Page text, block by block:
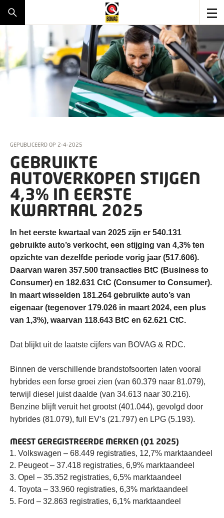
GEPUBLICEERD OP 2-4-2025
GEBRUIKTE
AUTOVERKOPEN STIJGEN
4,3% IN EERSTE
KWARTAAL 2025
In het eerste kwartaal van 2025 zijn er 540.131
gebruikte auto’s verkocht, een stijging van 4,3% ten
opzichte van dezelfde periode vorig jaar (517.606).
Daarvan waren 357.500 transacties BtC (Business to
Consumer) en 182.631 CtC (Consumer to Consumer).
In maart wisselden 181.264 gebruikte auto’s van
eigenaar (tegenover 179.026 in maart 2024, een plus
van 1,3%), waarvan 118.643 BtC en 62.621 CtC.
Dat blijkt uit de laatste cijfers van BOVAG & RDC.
Binnen de verschillende brandstofsoorten laten vooral
hybrides een forse groei zien (van 60.379 naar 81.079),
terwijl diesel juist daalde (van 34.613 naar 30.216).
Benzine blijft veruit het grootst (401.044), gevolgd door
hybrides (81.079), full EV’s (21.797) en LPG (5.193).
MEEST GEREGISTREERDE MERKEN (Q1 2025)
Volkswagen – 68.449 registraties, 12,7% marktaandeel
Peugeot – 37.418 registraties, 6,9% marktaandeel
Opel – 35.352 registraties, 6,5% marktaandeel
Toyota – 33.960 registraties, 6,3% marktaandeel
Ford – 32.863 registraties, 6,1% marktaandeel